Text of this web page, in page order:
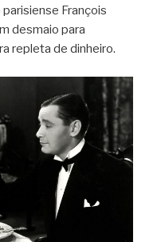
François
desmaio para
repleta de dinheiro.